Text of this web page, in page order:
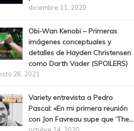
diciembre 11, 2020
Obi-Wan Kenobi – Primeras
imágenes conceptuales y
detalles de Hayden Christensen
como Darth Vader (SPOILERS)
26, 2021
Variety entrevista a Pedro
Pascal: «En mi primera reunión
con Jon Favreau supe que ‘The...